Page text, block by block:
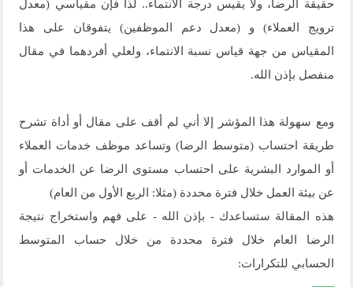
حقيقة الرضا، ولا يقيس درجة الانتماء.. لذا فإن مقياسي (معدل
ترويج العملاء) و (معدل دعم الموظفين) يتفوقان على هذا
المقياس من جهة قياس نسبة الانتماء، ولعلي أفردهما في مقال
منفصل بإذن الله.
ومع سهولة هذا المؤشر إلا أني لم أقف على مقال أو أداة تشرح
طريقة احتساب (متوسط الرضا) وتساعد موظف خدمات العملاء
أو الموارد البشرية على احتساب مستوى الرضا عن الخدمات أو
عن بيئة العمل خلال فترة محددة (مثلا: الربع الأول من العام)
هذه المقالة ستساعدك - بإذن الله - على فهم واستخراج نتيجة
الرضا العام خلال فترة محددة من خلال حساب المتوسط
الحسابي للتكرارات: